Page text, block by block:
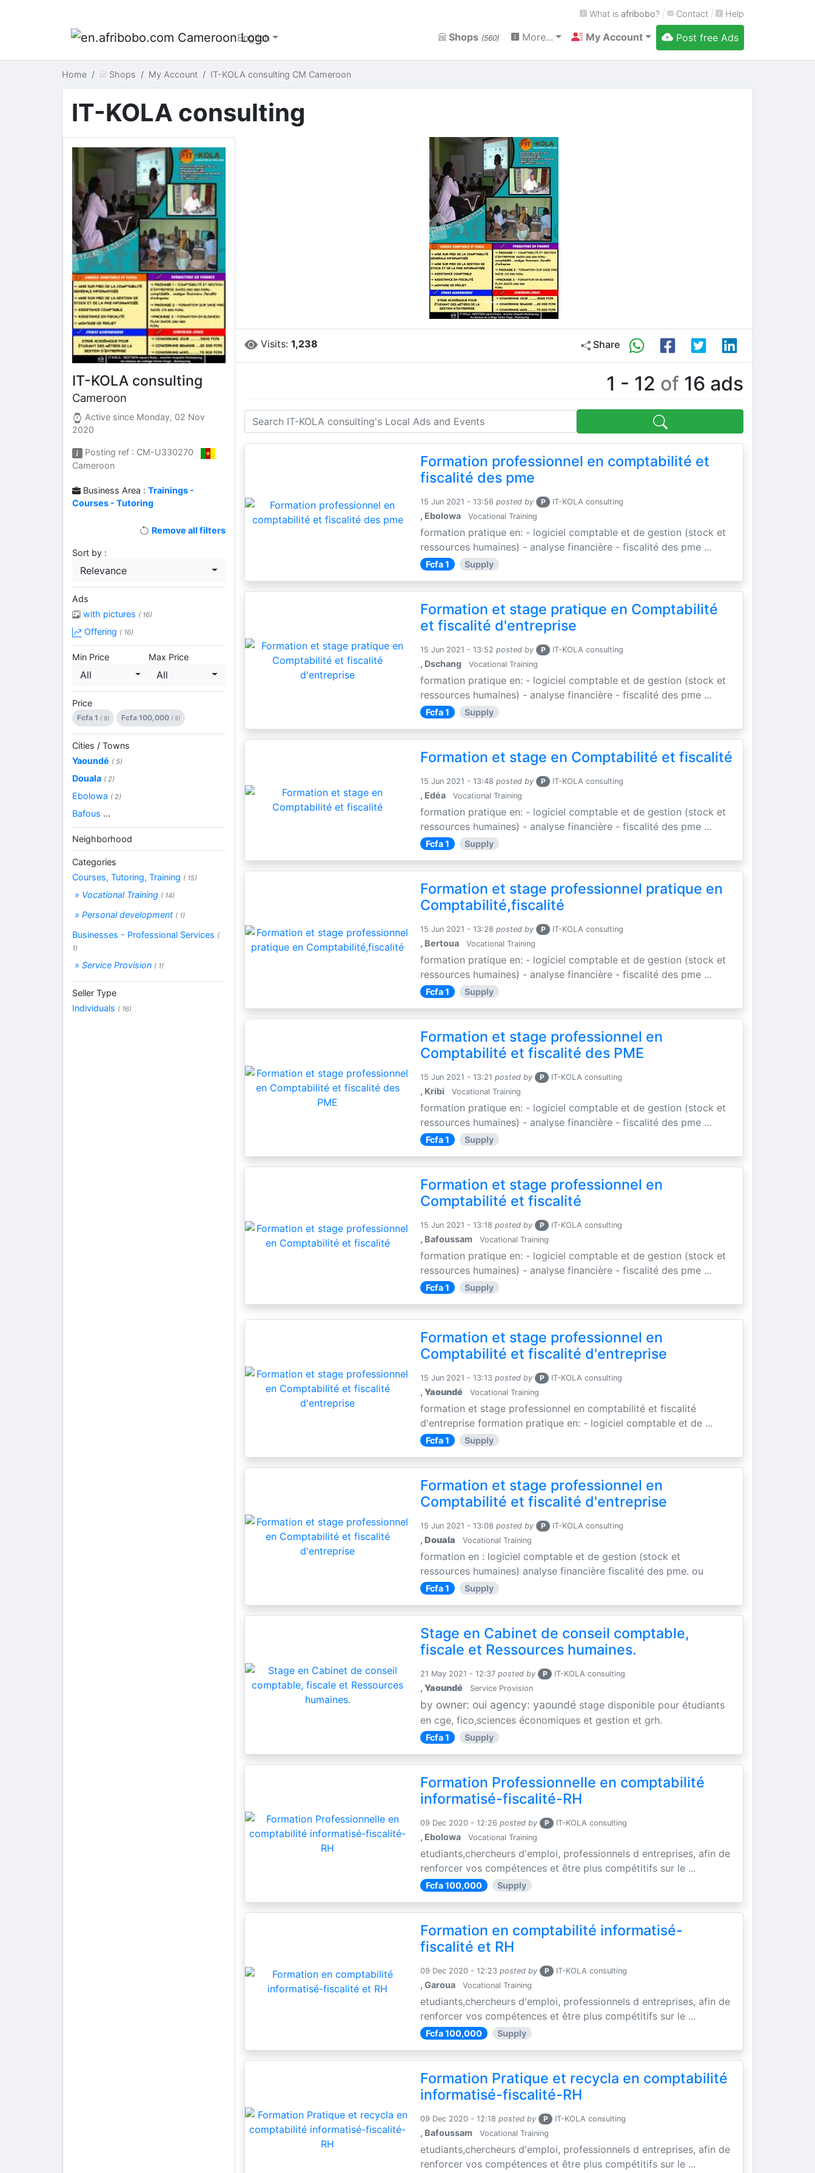
What is afribobo? | Contact | Help
English Shops (560) More... My Account Post free Ads
Home Shops My Account IT-KOLA consulting CM Cameroon
IT-KOLA consulting
Visits: 1,238 Share
1 - 12 of 16 ads
Formation professionnel en comptabilité et
fiscalité des pme
15 Jun 2021 - 13:56 posted by P IT-KOLA consulting
, Ebolowa Vocational Training
formation pratique en: - logiciel comptable et de gestion (stock et
ressources humaines) - analyse financière - fiscalité des pme ...
Fcfa 1 Supply
Formation et stage pratique en Comptabilité
et fiscalité d'entreprise
15 Jun 2021 - 13:52 posted by P IT-KOLA consulting
, Dschang Vocational Training
formation pratique en: - logiciel comptable et de gestion (stock et
ressources humaines) - analyse financière - fiscalité des pme ...
Fcfa 1 Supply
Formation et stage en Comptabilité et fiscalité
15 Jun 2021 - 13:48 posted by P IT-KOLA consulting
, Edéa Vocational Training
formation pratique en: - logiciel comptable et de gestion (stock et
ressources humaines) - analyse financière - fiscalité des pme ...
Fcfa 1 Supply
Formation et stage professionnel pratique en
Comptabilité,fiscalité
15 Jun 2021 - 13:28 posted by P IT-KOLA consulting
, Bertoua Vocational Training
formation pratique en: - logiciel comptable et de gestion (stock et
ressources humaines) - analyse financière - fiscalité des pme ...
Fcfa 1 Supply
Formation et stage professionnel en
Comptabilité et fiscalité des PME
15 Jun 2021 - 13:21 posted by P IT-KOLA consulting
, Kribi Vocational Training
formation pratique en: - logiciel comptable et de gestion (stock et
ressources humaines) - analyse financière - fiscalité des pme ...
Fcfa 1 Supply
Formation et stage professionnel en
Comptabilité et fiscalité
15 Jun 2021 - 13:18 posted by P IT-KOLA consulting
, Bafoussam Vocational Training
formation pratique en: - logiciel comptable et de gestion (stock et
ressources humaines) - analyse financière - fiscalité des pme ...
Fcfa 1 Supply
Formation et stage professionnel en
Comptabilité et fiscalité d'entreprise
15 Jun 2021 - 13:13 posted by P IT-KOLA consulting
,Yaoundé Vocational Training
formation et stage professionnel en comptabilité et fiscalité
d'entreprise formation pratique en: - logiciel comptable et de ...
Fcfa 1 Supply
Formation et stage professionnel en
Comptabilité et fiscalité d'entreprise
15 Jun 2021 - 13:08 posted by P IT-KOLA consulting
,Douala Vocational Training
formation en : logiciel comptable et de gestion (stock et
ressources humaines) analyse financière fiscalité des pme. ou
Fcfa 1 Supply
Stage en Cabinet de conseil comptable,
fiscale et Ressources humaines.
21 May 2021 - 12:37 posted by P IT-KOLA consulting
,Yaoundé Service Provision
by owner: oui agency: yaoundé stage disponible pour étudiants
en cge, fico,sciences économiques et gestion et grh.
Fcfa 1 Supply
Formation Professionnelle en comptabilité
informatisé-fiscalité-RH
09 Dec 2020 - 12:26 posted by P IT-KOLA consulting
, Ebolowa Vocational Training
etudiants,chercheurs d'emploi, professionnels d entreprises, afin de
renforcer vos compétences et être plus compétitifs sur le ...
Fcfa 100,000 Supply
Formation en comptabilité informatisé-
fiscalité et RH
09 Dec 2020 - 12:23 posted by P IT-KOLA consulting
, Garoua Vocational Training
etudiants,chercheurs d'emploi, professionnels d entreprises, afin de
renforcer vos compétences et être plus compétitifs sur le ...
Fcfa 100,000 Supply
Formation Pratique et recycla en comptabilité
informatisé-fiscalité-RH
09 Dec 2020 - 12:18 posted by P IT-KOLA consulting
, Bafoussam Vocational Training
etudiants,chercheurs d'emploi, professionnels d entreprises, afin de
renforcer vos compétences et être plus compétitifs sur le ...
IT-KOLA consulting
Cameroon
Active since Monday, 02 Nov
2020
Posting ref : CM-U330270
Cameroon
Business Area :Trainings -
Courses - Tutoring
Remove all filters
Sort by :
Relevance
Ads
with pictures ( 16)
Offering ( 16)
Min Price
All
Max Price
All
Price
Fcfa 1 ( 9) Fcfa 100,000 ( 5)
Cities / Towns
Yaoundé ( 5)
Douala ( 2)
Ebolowa ( 2)
Bafous ...
Neighborhood
Categories
Courses, Tutoring, Training ( 15)
» Vocational Training ( 14)
» Personal development ( 1)
Businesses - Professional Services (
1)
» Service Provision ( 1)
Seller Type
Individuals ( 16)